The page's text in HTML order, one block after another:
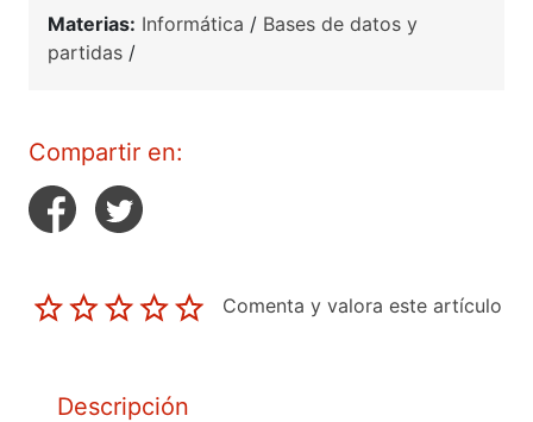
Materias: Informática / Bases de datos y
partidas /
Compartir en:
Comenta y valora este artículo
Descripción